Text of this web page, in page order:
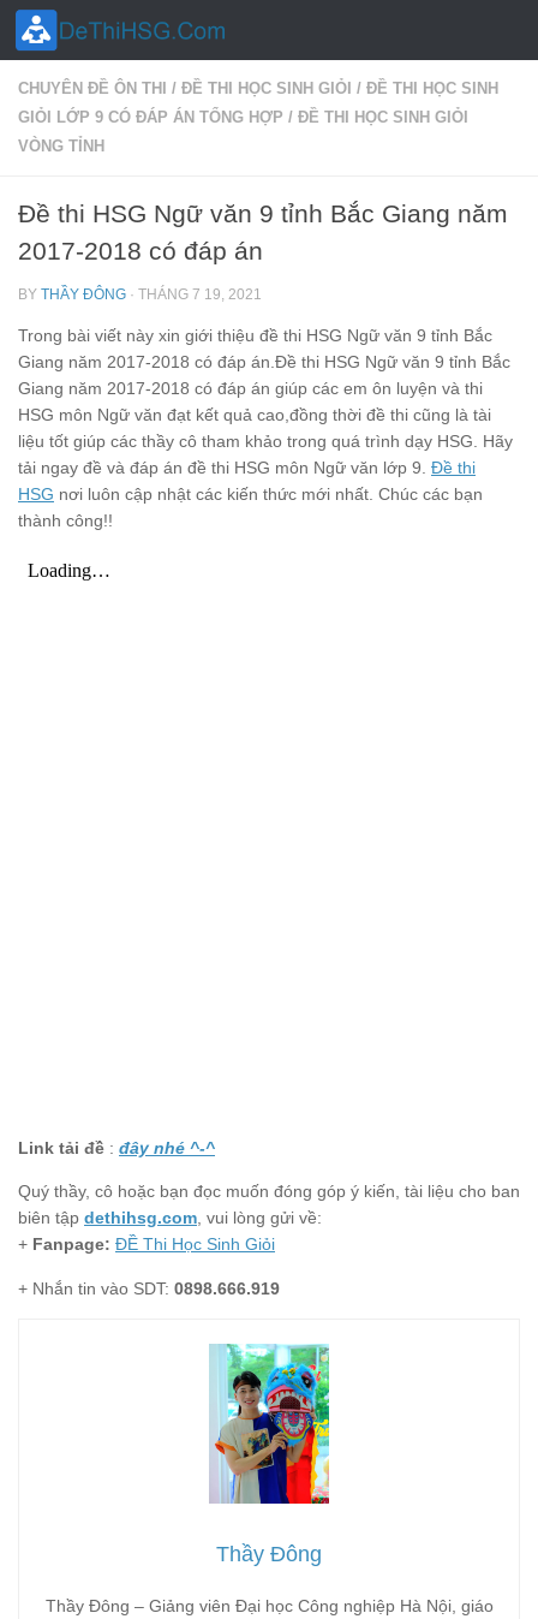
Skip to content
CHUYÊN ĐỀ ÔN THI / ĐỀ THI HỌC SINH GIỎI / ĐỀ THI HỌC SINH
GIỎI LỚP 9 CÓ ĐÁP ÁN TỔNG HỢP / ĐỀ THI HỌC SINH GIỎI
VÒNG TỈNH
Đề thi HSG Ngữ văn 9 tỉnh Bắc Giang năm
2017-2018 có đáp án
BY THẦY ĐÔNG · THÁNG 7 19, 2021
Trong bài viết này xin giới thiệu đề thi HSG Ngữ văn 9 tỉnh Bắc
Giang năm 2017-2018 có đáp án.Đề thi HSG Ngữ văn 9 tỉnh Bắc
Giang năm 2017-2018 có đáp án giúp các em ôn luyện và thi
HSG môn Ngữ văn đạt kết quả cao,đồng thời đề thi cũng là tài
liệu tốt giúp các thầy cô tham khảo trong quá trình dạy HSG. Hãy
tải ngay đề và đáp án đề thi HSG môn Ngữ văn lớp 9. Đề thi
HSG nơi luôn cập nhật các kiến thức mới nhất. Chúc các bạn
thành công!!
Link tải đề : đây nhé ^-^
Quý thầy, cô hoặc bạn đọc muốn đóng góp ý kiến, tài liệu cho ban
biên tập dethihsg.com, vui lòng gửi về:
+ Fanpage: ĐỀ Thi Học Sinh Giỏi
+ Nhắn tin vào SDT: 0898.666.919
Thầy Đông
Thầy Đông – Giảng viên Đại học Công nghiệp Hà Nội, giáo